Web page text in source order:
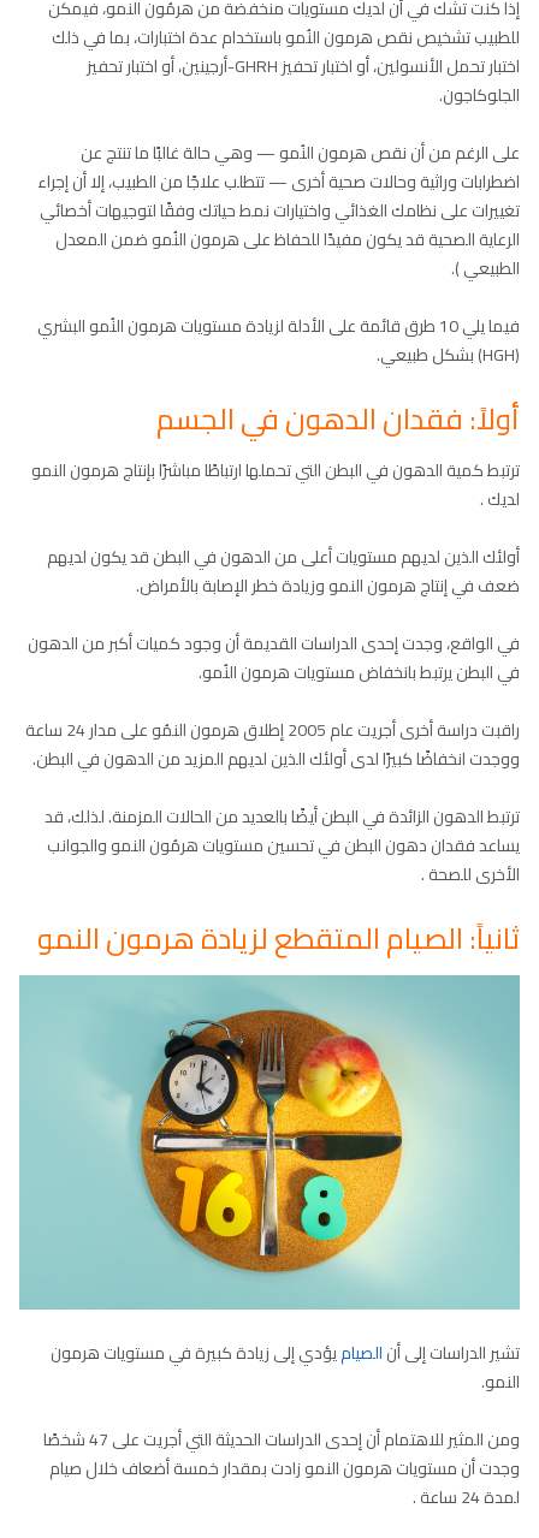
إذا كنت تشك في أن لديك مستويات منخفضة من هرمُون النمو، فيمكن
للطبيب تشخيص نقص هرمون النُمو باستخدام عدة اختبارات، بما في ذلك
اختبار تحمل الأنسولين، أو اختبار تحفيز GHRH-أرجينين، أو اختبار تحفيز
الجلوكاجون.
على الرغم من أن نقص هرمون النُمو — وهي حالة غالبًا ما تنتج عن
اضطرابات وراثية وحالات صحية أخرى — تتطلب علاجًا من الطبيب، إلا أن إجراء
تغييرات على نظامك الغذائي واختيارات نمط حياتك وفقًا لتوجيهات أخصائي
الرعاية الصحية قد يكون مفيدًا للحفاظ على هرمون النُمو ضمن المعدل
الطبيعي ).
فيما يلي 10 طرق قائمة على الأدلة لزيادة مستويات هرمون النُمو البشري
(HGH) بشكل طبيعي.
أولاً: فقدان الدهون في الجسم
ترتبط كمية الدهون في البطن التي تحملها ارتباطًا مباشرًا بإنتاج هرمون النمو
لديك .
أولئك الذين لديهم مستويات أعلى من الدهون في البطن قد يكون لديهم
ضعف في إنتاج هرمون النمو وزيادة خطر الإصابة بالأمراض.
في الواقع، وجدت إحدى الدراسات القديمة أن وجود كميات أكبر من الدهون
في البطن يرتبط بانخفاض مستويات هرمون النُمو.
راقبت دراسة أخرى أجريت عام 2005 إطلاق هرمون النمُو على مدار 24 ساعة
ووجدت انخفاضًا كبيرًا لدى أولئك الذين لديهم المزيد من الدهون في البطن.
ترتبط الدهون الزائدة في البطن أيضًا بالعديد من الحالات المزمنة. لذلك، قد
يساعد فقدان دهون البطن في تحسين مستويات هرمُون النمو والجوانب
الأخرى للصحة .
ثانياً: الصيام المتقطع لزيادة هرمون النمو
تشير الدراسات إلى أنالصياميؤدي إلى زيادة كبيرة في مستويات هرمون
النمو.
ومن المثير للاهتمام أن إحدى الدراسات الحديثة التي أجريت على 47 شخصًا
وجدت أن مستويات هرمون النمو زادت بمقدار خمسة أضعاف خلال صيام
لمدة 24 ساعة .